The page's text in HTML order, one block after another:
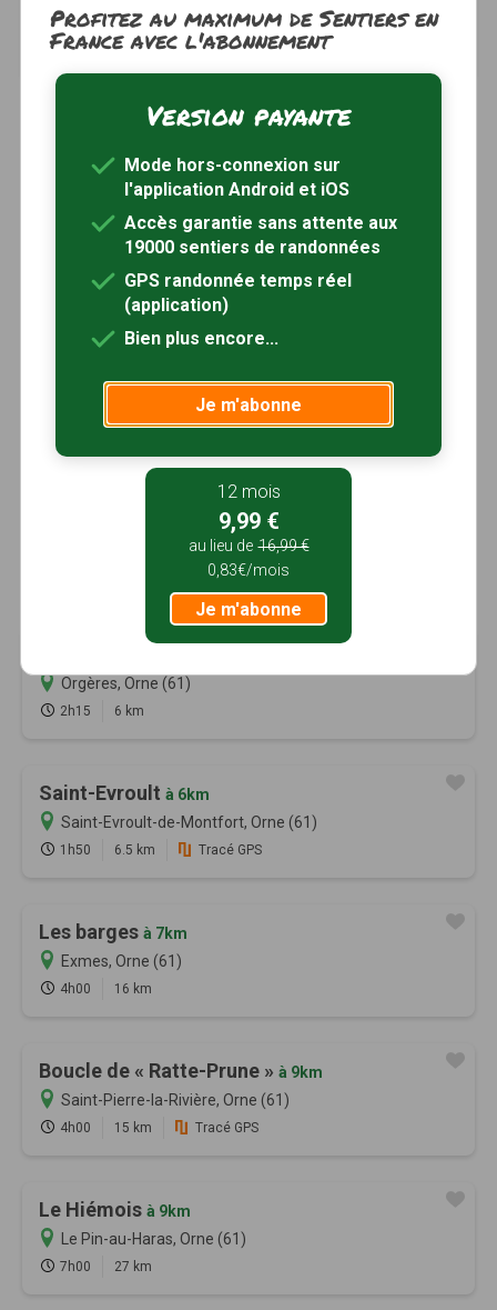
Gacé, Orne (61)
1h50 6.5 km Tracé GPS
Orgères, Orne (61)
2h15 6 km
Saint-Evroult à 6km
Saint-Evroult-de-Montfort, Orne (61)
1h50 6.5 km Tracé GPS
Les barges à 7km
Exmes, Orne (61)
4h00 16 km
Boucle de « Ratte-Prune » à 9km
Saint-Pierre-la-Rivière, Orne (61)
4h00 15 km Tracé GPS
Le Hiémois à 9km
Le Pin-au-Haras, Orne (61)
7h00 27 km
Profitez au maximum de Sentiers en
France avec l'abonnement
Version payante
Mode hors-connexion sur
l'application Android et iOS
Accès garantie sans attente aux
19000 sentiers de randonnées
GPS randonnée temps réel
(application)
Bien plus encore...
Je m'abonne
12 mois
9,99 €
au lieu de 16,99 €
0,83€/mois
Je m'abonne